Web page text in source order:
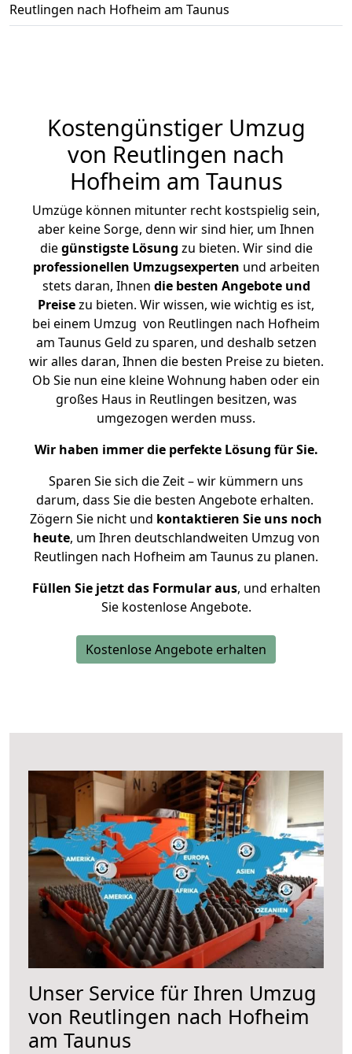
Reutlingen nach Hofheim am Taunus
Kostengünstiger Umzug
von Reutlingen nach
Hofheim am Taunus
Umzüge können mitunter recht kostspielig sein,
aber keine Sorge, denn wir sind hier, um Ihnen
diegünstigste Lösung zu bieten. Wir sind die
professionellen Umzugsexperten und arbeiten
stets daran, Ihnen die besten Angebote und
Preisezu bieten. Wir wissen, wie wichtig es ist,
bei einem Umzug von Reutlingen nach Hofheim
am Taunus Geld zu sparen, und deshalb setzen
wir alles daran, Ihnen die besten Preise zu bieten.
Ob Sie nun eine kleine Wohnung haben oder ein
großes Haus in Reutlingen besitzen, was
umgezogen werden muss.
Wir haben immer die perfekte Lösung für Sie.
Sparen Sie sich die Zeit – wir kümmern uns
darum, dass Sie die besten Angebote erhalten.
Zögern Sie nicht und kontaktieren Sie uns noch
heute, um Ihren deutschlandweiten Umzug von
Reutlingen nach Hofheim am Taunus zu planen.
Füllen Sie jetzt das Formular aus, und erhalten
Sie kostenlose Angebote.
Kostenlose Angebote erhalten
Unser Service für Ihren Umzug
von Reutlingen nach Hofheim
am Taunus